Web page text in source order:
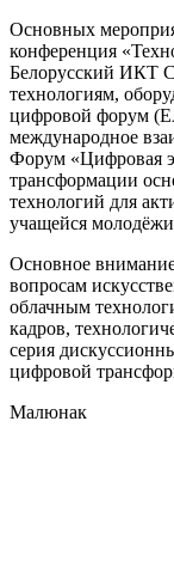
Основных
конференция
Белорусский ИКТ
технологиям,
цифровой форум
международное
Форум «Цифровая
трансформации
технологий для
учащейся
Основное
вопросам
облачным
кадров,
серия
цифровой
Малюнак